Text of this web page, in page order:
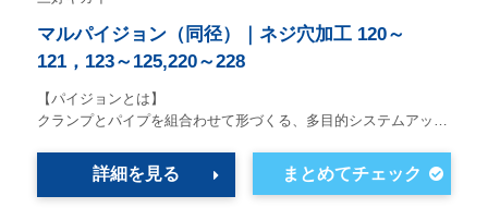
マルパイジョン（同径）｜ネジ穴加工 120～
121，123～125,220～228
【パイジョンとは】
クランプとパイプを組合わせて形づくる、多目的システムアッ…
詳細を見る